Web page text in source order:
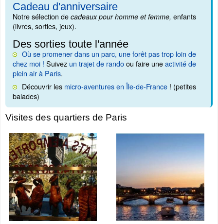
Cadeau d'anniversaire
Notre sélection de cadeaux pour homme et femme, enfants
(livres, sorties, jeux).
Des sorties toute l'année
Où se promener dans un parc, une forêt pas trop loin de
chez moi ! Suivez un trajet de randoou faire uneactivité de
plein air à Paris.
Découvrir les micro-aventures en Île-de-France ! (petites
balades)
Visites des quartiers de Paris